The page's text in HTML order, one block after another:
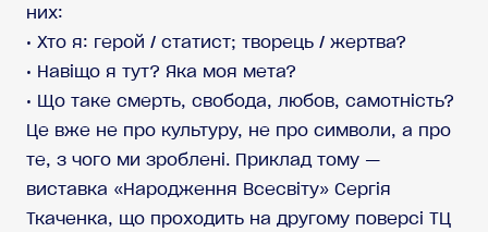
них:
• Хто я: герой / статист; творець / жертва?
• Навіщо я тут? Яка моя мета?
• Що таке смерть, свобода, любов, самотність?
Це вже не про культуру, не про символи, а про
те, з чого ми зроблені. Приклад тому —
виставка «Народження Всесвіту» Сергія
Ткаченка, що проходить на другому поверсі ТЦ